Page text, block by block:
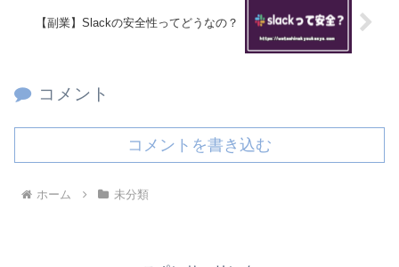
【副業】Slackの安全性ってどうなの？
コメント
コメントを書き込む
ホーム 未分類